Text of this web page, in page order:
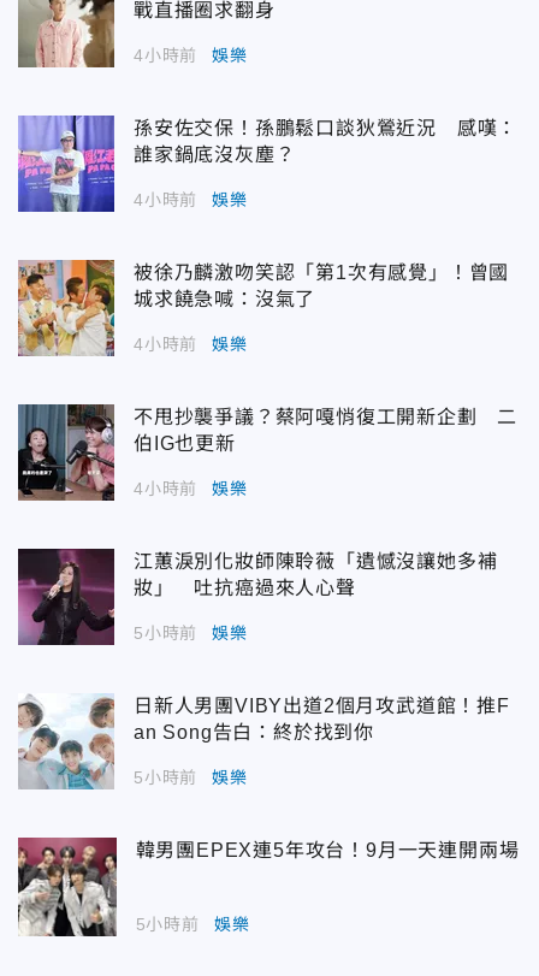
戰直播圈求翻身
4小時前 娛樂
孫安佐交保！孫鵬鬆口談狄鶯近況 感嘆：
誰家鍋底沒灰塵？
4小時前 娛樂
被徐乃麟激吻笑認「第1次有感覺」！曾國
城求饒急喊：沒氣了
4小時前 娛樂
不甩抄襲爭議？蔡阿嘎悄復工開新企劃 二
伯IG也更新
4小時前 娛樂
江蕙淚別化妝師陳聆薇「遺憾沒讓她多補
妝」 吐抗癌過來人心聲
5小時前 娛樂
日新人男團VIBY出道2個月攻武道館！推F
an Song告白：終於找到你
5小時前 娛樂
韓男團EPEX連5年攻台！9月一天連開兩場
5小時前 娛樂